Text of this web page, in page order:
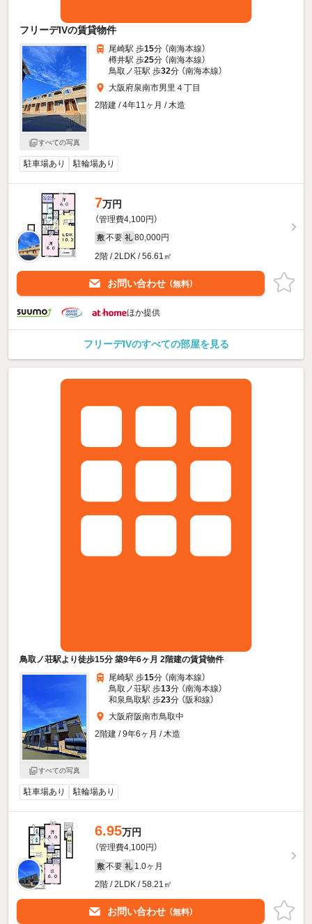
フリーデIVの賃貸物件
すべての写真
尾崎駅 歩15分 （南海本線）
樽井駅 歩25分 （南海本線）
鳥取ノ荘駅 歩32分 （南海本線）
大阪府泉南市男里４丁目
2階建 / 4年11ヶ月 / 木造
駐車場あり 駐輪場あり
7万円
（管理費4,100円）
敷 不要 礼 80,000円
2階 / 2LDK / 56.61㎡
お問い合わせ （無料）
ほか提供
フリーデIVのすべての部屋を見る
鳥取ノ荘駅より徒歩15分 築9年6ヶ月 2階建の賃貸物件
すべての写真
尾崎駅 歩15分 （南海本線）
鳥取ノ荘駅 歩13分 （南海本線）
和泉鳥取駅 歩23分 （阪和線）
大阪府阪南市鳥取中
2階建 / 9年6ヶ月 / 木造
駐車場あり 駐輪場あり
6.95万円
（管理費4,100円）
敷 不要 礼 1.0ヶ月
2階 / 2LDK / 58.21㎡
お問い合わせ （無料）